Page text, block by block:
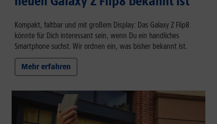
Kompakt, faltbar und mit großem Display: Das Galaxy Z Flip8
könnte für Dich interessant sein, wenn Du ein handliches
Smartphone suchst. Wir ordnen ein, was bisher bekannt ist.
Mehr erfahren